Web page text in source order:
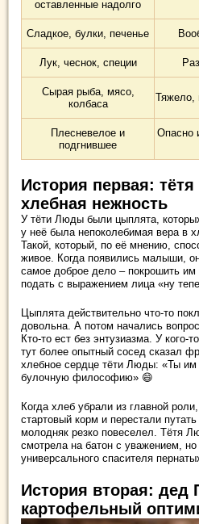
оставленные надолго
Сладкое, булки, печенье
Лук, чеснок, специи
Сырая рыба, мясо,
колбаса
Тяжело,
Плесневелое и
подгнившее
Опасно
История первая:
хлебная нежность
У тёти Люды были цыплята,
у неё была непоколебимая вера в
Такой, который, по её мнению,
живое. Когда появились малыши,
самое доброе дело – покрошить им
подать с выражением лица «ну
Цыплята действительно что-то
довольна. А потом начались
Кто-то ест без энтузиазма. У кого-
тут более опытный сосед сказал
хлебное сердце тёти Люды: «Ты
булочную философию» 😄
Когда хлеб убрали из главной
стартовый корм и перестали
молодняк резко повеселел. Тётя
смотрела на батон с уважением,
универсального спасителя
История вторая: дед
картофельный